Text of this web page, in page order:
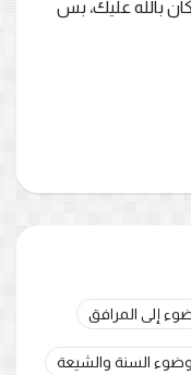
بالله عليك، بس
إلى المرافق
السنة والشيعة